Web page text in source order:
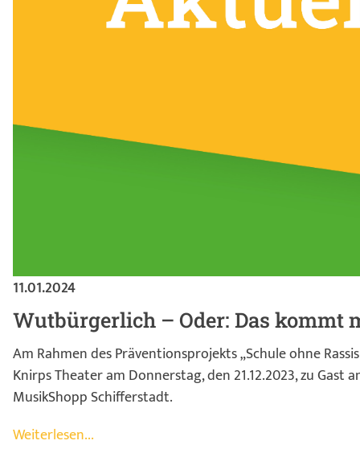
11.01.2024
Wutbürgerlich – Oder: Das kommt
Am Rahmen des Präventionsprojekts „Schule ohne
Knirps Theater am Donnerstag, den 21.12.2023, zu Gast
MusikShopp Schifferstadt.
Weiterlesen...